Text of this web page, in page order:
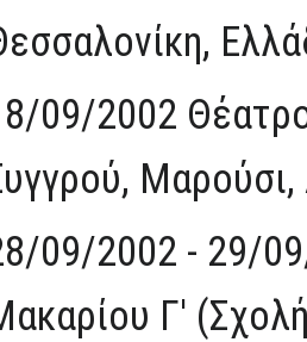
09/2002
09/2002 - 29/
Γ'